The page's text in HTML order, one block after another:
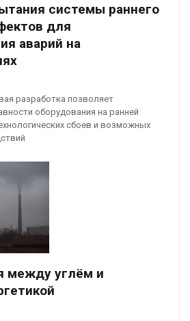
системы раннего
для
аварий на
разработка позволяет
оборудования на ранней
сбоев и возможных
между углём и